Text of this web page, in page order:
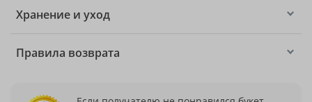
Хранение и уход
Правила возврата